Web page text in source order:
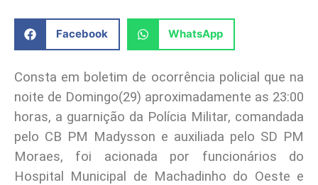
Facebook WhatsApp
Consta em boletim de ocorrência policial que na
noite de Domingo(29) aproximadamente as 23:00
horas, a guarnição da Polícia Militar, comandada
pelo CB PM Madysson e auxiliada pelo SD PM
Moraes, foi acionada por funcionários do
Hospital Municipal de Machadinho do Oeste e